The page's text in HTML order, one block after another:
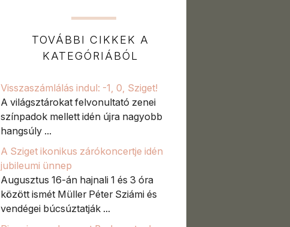
TOVÁBBI CIKKEK A
KATEGÓRIÁBÓL
Visszaszámlálás indul: -1, 0, Sziget!
A világsztárokat felvonultató zenei
színpadok mellett idén újra nagyobb
hangsúly ...
A Sziget ikonikus zárókoncertje idén
jubileumi ünnep
Augusztus 16-án hajnali 1 és 3 óra
között ismét Müller Péter Sziámi és
vendégei búcsúztatják ...